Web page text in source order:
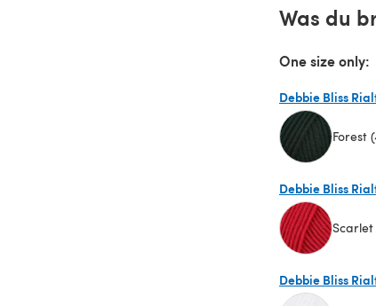
Was du
One size only:
Debbie Bliss
Forest
Debbie Bliss
Scarlet
Debbie Bliss